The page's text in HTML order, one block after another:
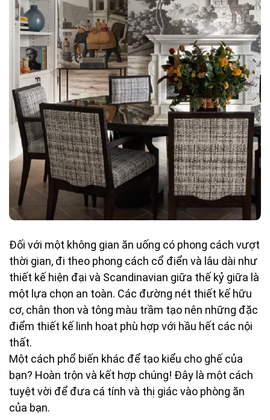
Đối với một không gian ăn uống có phong cách vượt
thời gian, đi theo phong cách cổ điển và lâu dài như
thiết kế hiện đại và Scandinavian giữa thế kỷ giữa là
một lựa chọn an toàn. Các đường nét thiết kế hữu
cơ, chân thon và tông màu trầm tạo nên những đặc
điểm thiết kế linh hoạt phù hợp với hầu hết các nội
thất.
Một cách phổ biến khác để tạo kiểu cho ghế của
bạn? Hoàn trộn và kết hợp chúng! Đây là một cách
tuyệt vời để đưa cá tính và thị giác vào phòng ăn
của bạn.